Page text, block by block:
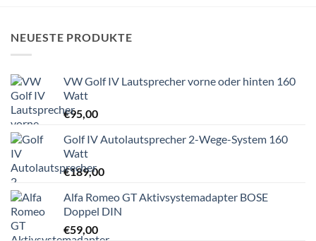
NEUESTE PRODUKTE
VW Golf IV Lautsprecher vorne oder hinten 160
Watt
€95,00
Golf IV Autolautsprecher 2-Wege-System 160
Watt
€189,00
Alfa Romeo GT Aktivsystemadapter BOSE
Doppel DIN
€59,00